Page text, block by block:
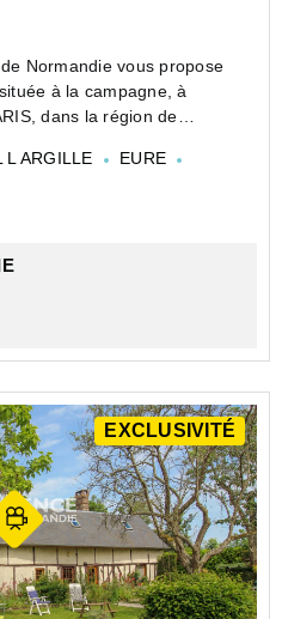
Normandie vous propose
à la campagne, à
dans la région de
177 m², cette maison
L ARGILLE
EURE
EXCLUSIVITÉ